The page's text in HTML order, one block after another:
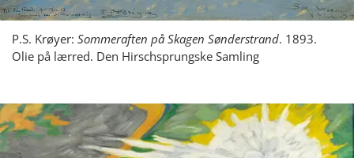
P.S. Krøyer: Sommeraften på Skagen Sønderstrand. 1893.
Olie på lærred. Den Hirschsprungske Samling